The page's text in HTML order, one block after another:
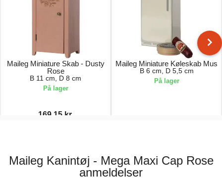
Maileg Miniature Skab - Dusty
Rose
B 11 cm, D 8 cm
På lager
169,15 kr.
Maileg Miniature Køleskab Mus
B 6 cm, D 5,5 cm
På lager
Maileg Kanintøj - Mega Maxi Cap Rose
anmeldelser